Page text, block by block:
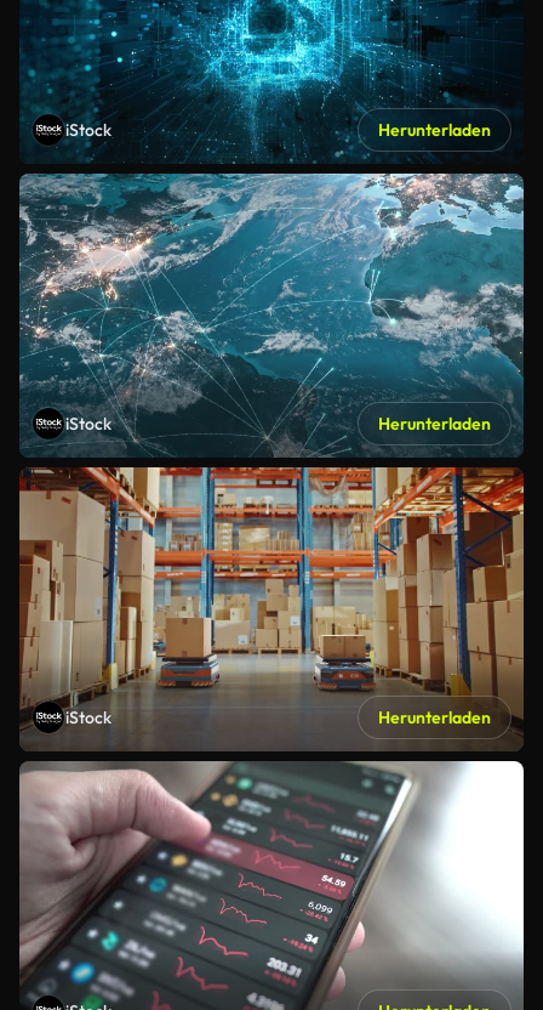
iStock Herunterladen
iStock Herunterladen
iStock Herunterladen